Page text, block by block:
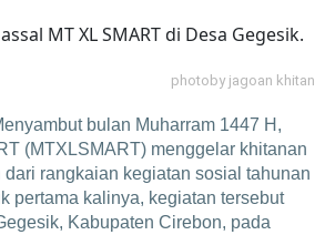
photoby jagoan khitan
bulan Muharram 1447 H,
(MTXLSMART) menggelar khitanan
rangkaian kegiatan sosial tahunan
pertama kalinya, kegiatan tersebut
Kabupaten Cirebon, pada